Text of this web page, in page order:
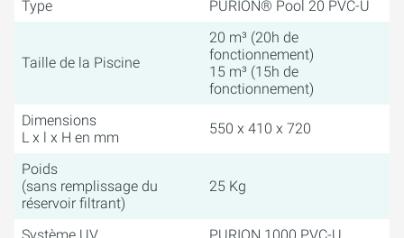
Type PURION® Pool 20 PVC-U
Taille de la Piscine
20 m³ (20h de
fonctionnement)
15 m³ (15h de
fonctionnement)
Dimensions
L x l x H en mm
550 x 410 x 720
Poids
(sans remplissage du
réservoir filtrant)
25 Kg